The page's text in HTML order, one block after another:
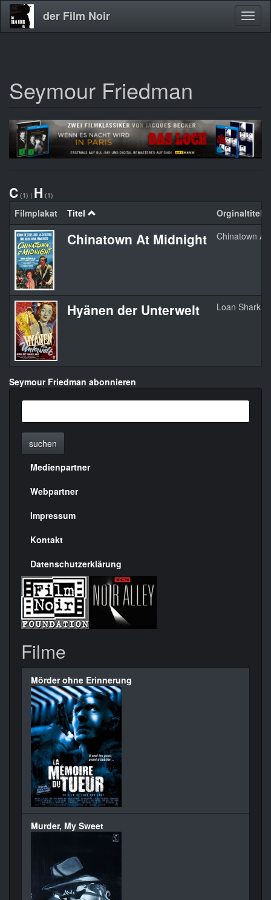
Direkt
zum
der Film Noir
Seymour Friedman
C (1) | H (1)
Filmplakat Titel Orginaltitel
Chinatown At Midnight Chinatown At
Hyänen der Unterwelt Loan Shark
Seymour Friedman abonnieren
suchen
Menülinks
rechte
Seite
Medienpartner
Webpartner
Impressum
Kontakt
Datenschutzerklärung
Filme
Mörder ohne Erinnerung
Murder, My Sweet